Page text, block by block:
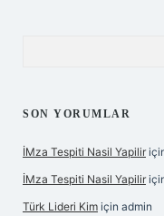
SON YORUMLAR
İMza Tespiti Nasil Yapilir
İMza Tespiti Nasil Yapilir
Türk Lideri Kim için admin